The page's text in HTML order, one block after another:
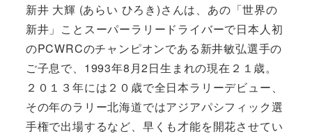
新井 大輝 (あらい ひろき)さんは、あの「世界の
新井」ことスーパーラリードライバーで日本人初
のPCWRCのチャンピオンである新井敏弘選手の
ご子息で、1993年8月2日生まれの現在２１歳。
２０１３年には２０歳で全日本ラリーデビュー、
その年のラリー北海道ではアジアパシフィック選
手権で出場するなど、早くも才能を開花させてい